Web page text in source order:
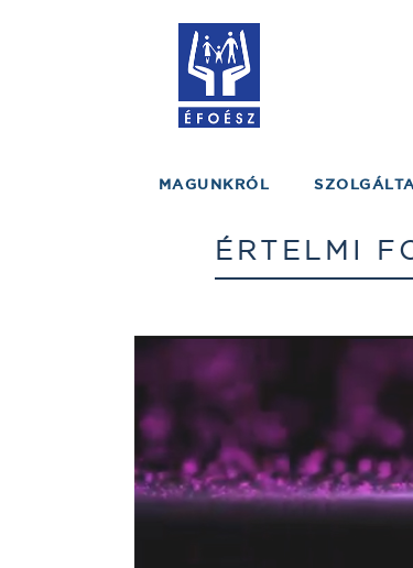
MAGUNKRÓL
ÉRTELMI